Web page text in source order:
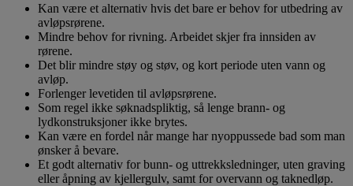
Kan være et alternativ hvis det bare er behov for utbedring av
avløpsrørene.
Mindre behov for rivning. Arbeidet skjer fra innsiden av
rørene.
Det blir mindre støy og støv, og kort periode uten vann og
avløp.
Forlenger levetiden til avløpsrørene.
Som regel ikke søknadspliktig, så lenge brann- og
lydkonstruksjoner ikke brytes.
Kan være en fordel når mange har nyoppussede bad som man
ønsker å bevare.
Et godt alternativ for bunn- og uttrekksledninger, uten graving
eller åpning av kjellergulv, samt for overvann og taknedløp.